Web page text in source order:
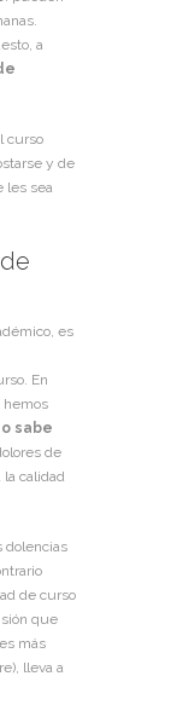
a
curso
y de
les sea
es
En
hemos
sabe
de
la calidad
dolencias
de curso
que
más
lleva a